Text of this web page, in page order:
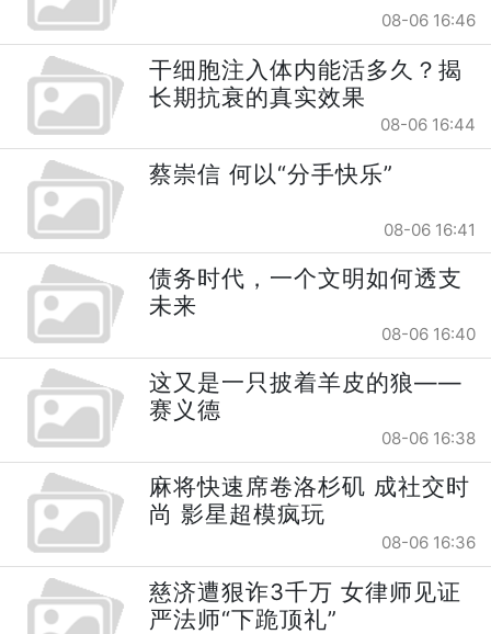
08-06 16:46
干细胞注入体内能活多久？揭
长期抗衰的真实效果
08-06 16:44
蔡崇信 何以“分手快乐”
08-06 16:41
债务时代，一个文明如何透支
未来
08-06 16:40
这又是一只披着羊皮的狼——
赛义德
08-06 16:38
麻将快速席卷洛杉矶 成社交时
尚 影星超模疯玩
08-06 16:36
慈济遭狠诈3千万 女律师见证
严法师“下跪顶礼”